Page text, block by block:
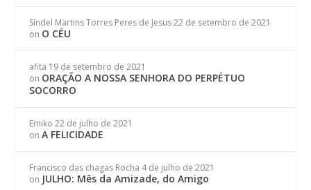
Síndel Martins Torres Peres de Jesus 22 de setembro de 2021
on O CÉU
afita 19 de setembro de 2021
on ORAÇÃO A NOSSA SENHORA DO PERPÉTUO
SOCORRO
Emiko 22 de julho de 2021
onA FELICIDADE
Francisco das chagas Rocha 4 de julho de 2021
on JULHO: Mês da Amizade, do Amigo